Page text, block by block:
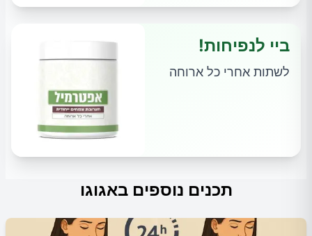
ביי לנפיחות!
לשתות אחרי כל ארוחה
תכנים נוספים באגוגו